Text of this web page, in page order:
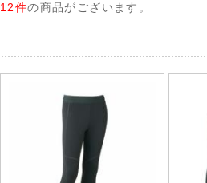
12件の商品がございます。